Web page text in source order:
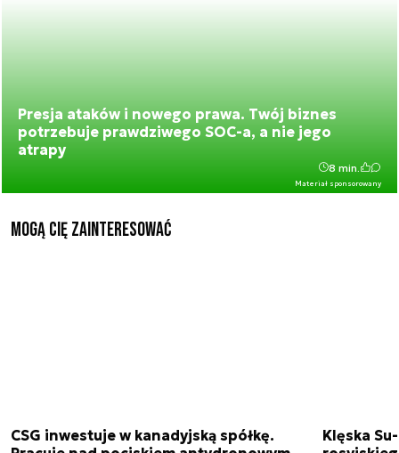
Presja ataków i nowego prawa. Twój biznes
potrzebuje prawdziwego SOC-a, a nie jego
atrapy
Materiał sponsorowany
8 min.
Mogą Cię zainteresować
CSG inwestuje w kanadyjską spółkę.
Klęska